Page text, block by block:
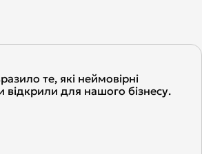
те, які неймовірні
відкрили для нашого бізнесу.